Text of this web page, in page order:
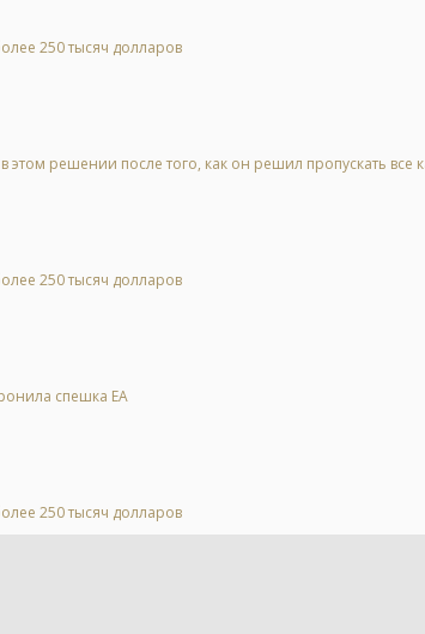
250 тысяч долларов
решении после того, как он решил пропускать все
250 тысяч долларов
спешка EA
250 тысяч долларов